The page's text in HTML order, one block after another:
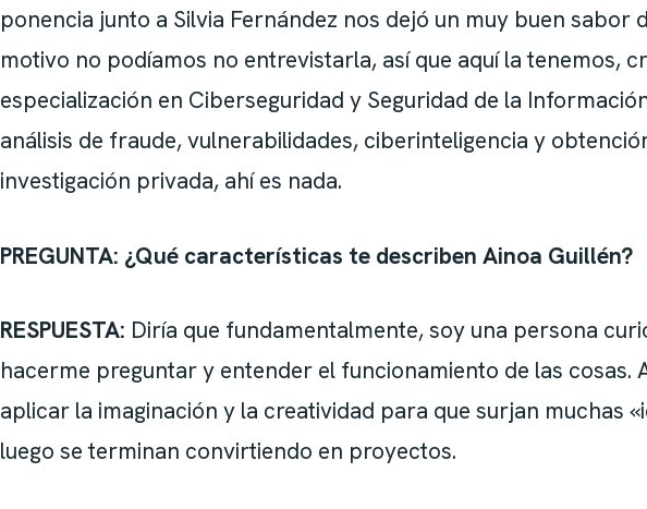
ponencia junto a Silvia Fernández nos dejó un muy buen sabor
motivo no podíamos no entrevistarla, así que aquí la tenemos,
especialización en Ciberseguridad y Seguridad de la
análisis de fraude, vulnerabilidades, ciberinteligencia y
investigación privada, ahí es nada.
PREGUNTA: ¿Qué características te describen Ainoa Guillén?
RESPUESTA: Diría que fundamentalmente, soy una persona
hacerme preguntar y entender el funcionamiento de las cosas.
aplicar la imaginación y la creatividad para que surjan muchas
luego se terminan convirtiendo en proyectos.